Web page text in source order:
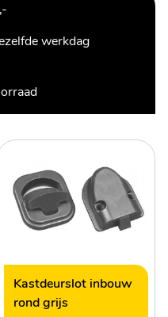
werkdag
Kastdeurslot inbouw
rond grijs